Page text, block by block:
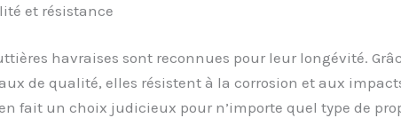
et résistance
havraises sont reconnues pour leur longévité.
de qualité, elles résistent à la corrosion et aux
fait un choix judicieux pour n’importe quel type de